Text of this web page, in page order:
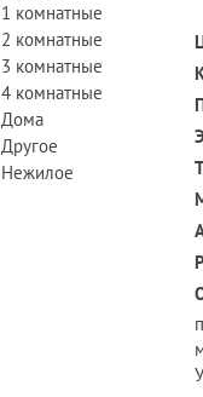
1 комнатные
2 комнатные
3 комнатные
4 комнатные
Дома
Другое
Нежилое